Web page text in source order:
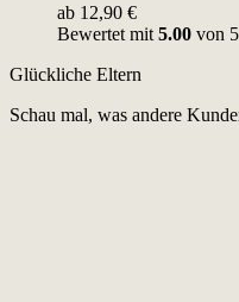
ab 12,90 €
Bewertet mit 5.00 von 5
Glückliche Eltern
Schau mal, was andere